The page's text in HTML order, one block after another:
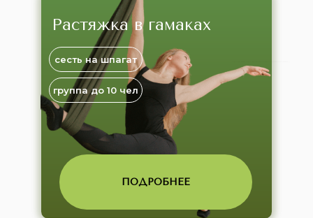
Растяжка в гамаках
ПОДРОБНЕЕ
сесть на шпагат
группа до 10 чел